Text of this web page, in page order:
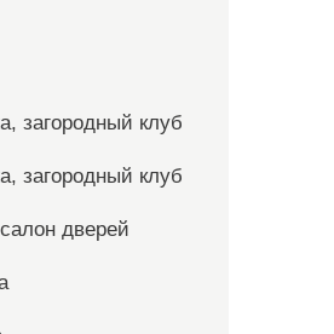
загородный клуб
загородный клуб
дверей